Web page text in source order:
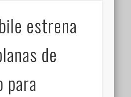
estrena
de
para